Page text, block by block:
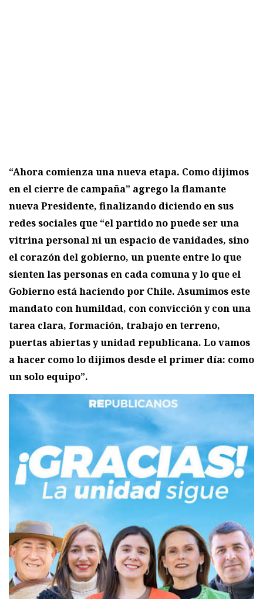
“Ahora comienza una nueva etapa. Como dijimos
en el cierre de campaña” agrego la flamante
nueva Presidente, finalizando diciendo en sus
redes sociales que “el partido no puede ser una
vitrina personal ni un espacio de vanidades, sino
el corazón del gobierno, un puente entre lo que
sienten las personas en cada comuna y lo que el
Gobierno está haciendo por Chile. Asumimos este
mandato con humildad, con convicción y con una
tarea clara, formación, trabajo en terreno,
puertas abiertas y unidad republicana. Lo vamos
a hacer como lo dijimos desde el primer día: como
un solo equipo”.